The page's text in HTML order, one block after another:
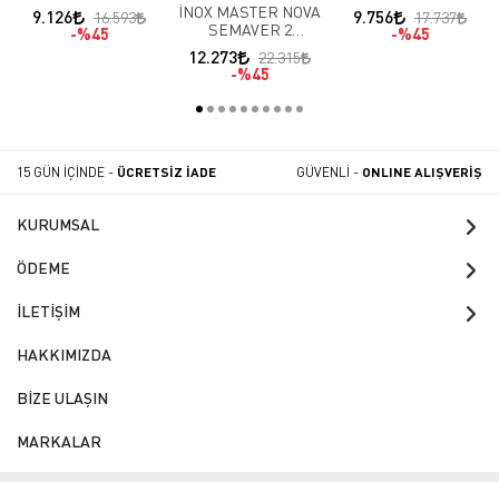
9.126
16.593
%45
İNOX MASTER NOVA
SEMAVER 2
DEMLİKLİ
12.273
22.315
%45
9.756
17.737
%45
15 GÜN İÇİNDE - ÜCRETSİZ İADE GÜVENLİ - ONLINE ALIŞVERİŞ
KURUMSAL
ÖDEME
İLETİŞİM
HAKKIMIZDA
BİZE ULAŞIN
MARKALAR